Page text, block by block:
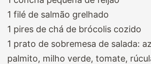
1 filé de salmão grelhado
1 pires de chá de brócolis cozido
1 prato de sobremesa de salada:
palmito, milho verde, tomate,